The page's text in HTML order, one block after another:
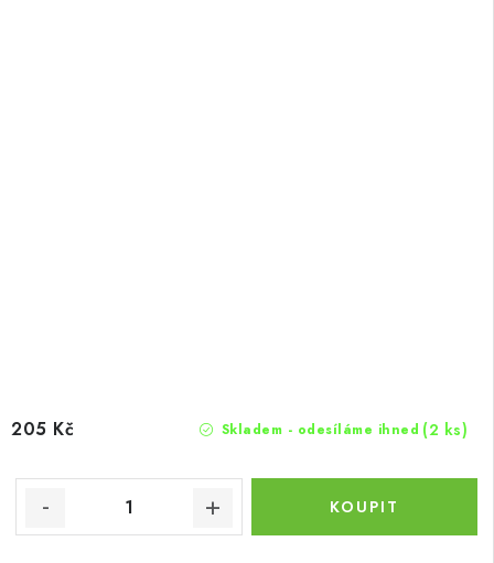
Skladem - odesíláme ihned (2 ks)
205 Kč